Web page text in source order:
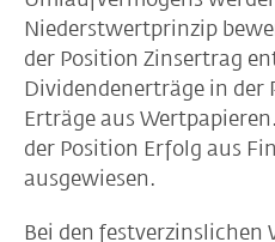
Niederstwertprinzip
der Position Zinsertrag
Dividendenerträge in der
Erträge aus
der Position Erfolg aus
ausgewiesen.
Bei den festverzinslichen